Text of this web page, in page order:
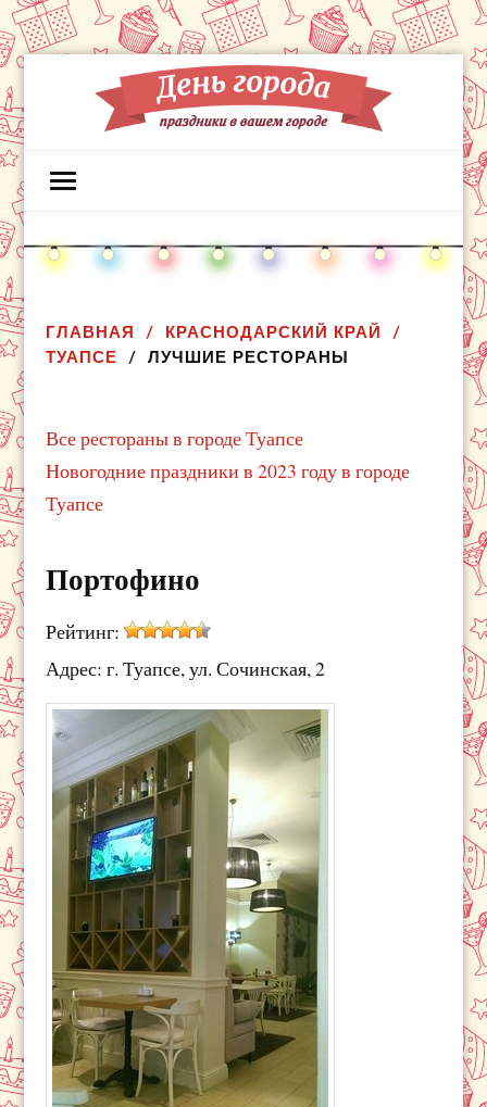
ГЛАВНАЯ
КРАСНОДАРСКИЙ КРАЙ
ТУАПСЕ
ЛУЧШИЕ РЕСТОРАНЫ
Все рестораны в городе Туапсе
Новогодние праздники в 2023 году в городе
Туапсе
Портофино
Рейтинг:
Адрес: г. Туапсе, ул. Сочинская, 2